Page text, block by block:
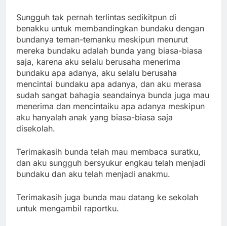
Sungguh tak pernah terlintas sedikitpun di
benakku untuk membandingkan bundaku dengan
bundanya teman-temanku meskipun menurut
mereka bundaku adalah bunda yang biasa-biasa
saja, karena aku selalu berusaha menerima
bundaku apa adanya, aku selalu berusaha
mencintai bundaku apa adanya, dan aku merasa
sudah sangat bahagia seandainya bunda juga mau
menerima dan mencintaiku apa adanya meskipun
aku hanyalah anak yang biasa-biasa saja
disekolah.
Terimakasih bunda telah mau membaca suratku,
dan aku sungguh bersyukur engkau telah menjadi
bundaku dan aku telah menjadi anakmu.
Terimakasih juga bunda mau datang ke sekolah
untuk mengambil raportku.